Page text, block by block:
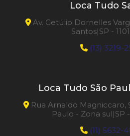
Loca Tudo
Av. Getúlio Dornelles
Santos|SP -
(13) 3219-
Loca Tudo São
Rua Arnaldo Magniccaro,
Paulo - Zona sul|SP
(11) 5632-